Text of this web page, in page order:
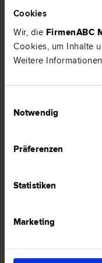
Cookies
Wir, die FirmenABC
Cookies, um Inhalte
Weitere
Notwendig
Präferenzen
Statistiken
Marketing
HIER ZUM ARTIKEL ›
Ferialjob - Was gilt im
Die Sommerferien ist für